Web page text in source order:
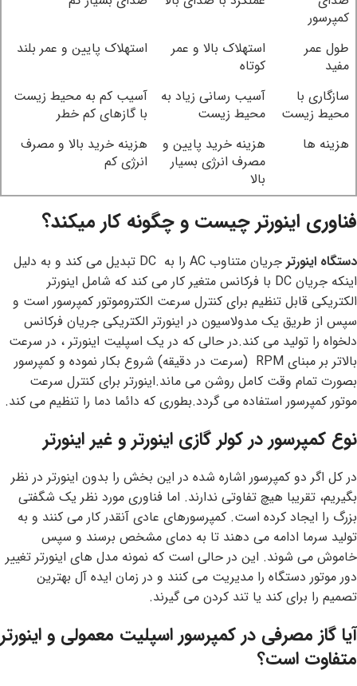
کمپرسور
طول عمر
مفید
استهلاک بالا و عمر
کوتاه
استهلاک پایین و عمر بلند
سازگاری با
محیط زیست
آسیب رسانی زیاد به
محیط زیست
آسیب کم به محیط زیست
با گازهای کم خطر
هزینه ها
هزینه خرید پایین و
مصرف انرژی بسیار
بالا
هزینه خرید بالا و مصرف
انرژی کم
فناوری اینورتر چیست و چگونه کار میکند؟
دستگاه اینورتر جریان متناوب AC را به DC تبدیل می کند و به دلیل
اینکه جریان DC با فرکانس متغیر کار می کند که شامل اینورتر
الکتریکی قابل تنظیم برای کنترل سرعت الکتروموتور کمپرسور است و
سپس از طریق یک مدولاسیون در اینورتر الکتریکی جریان فرکانس
دلخواه را تولید می کند.در حالی که در یک اسپلیت اینورتر ، در سرعت
بالاتر بر مبنای RPM
(سرعت در دقیقه) شروع بکار نموده و کمپرسور
بصورت تمام وقت کامل روشن می ماند.اینورتر برای کنترل سرعت
موتور کمپرسور استفاده می گردد.بطوری که دائما دما را تنظیم می کند.
نوع کمپرسور در کولر گازی اینورتر و غیر اینورتر
در کل اگر دو کمپرسور اشاره شده در این بخش را بدون اینورتر در نظر
بگیریم، تقریبا هیچ تفاوتی ندارند. اما فناوری مورد نظر یک شگفتی
بزرگ را ایجاد کرده است. کمپرسورهای عادی آنقدر کار می کنند و به
تولید سرما ادامه می دهند تا به دمای مشخص برسند و سپس
خاموش می شوند. این در حالی است که نمونه مدل های اینورتر تغییر
دور موتور دستگاه را مدیریت می کنند و در زمان ایده آل بهترین
تصمیم را برای کند یا تند کردن می گیرند.
آیا گاز مصرفی در کمپرسور اسپلیت معمولی و اینورتر
متفاوت است؟